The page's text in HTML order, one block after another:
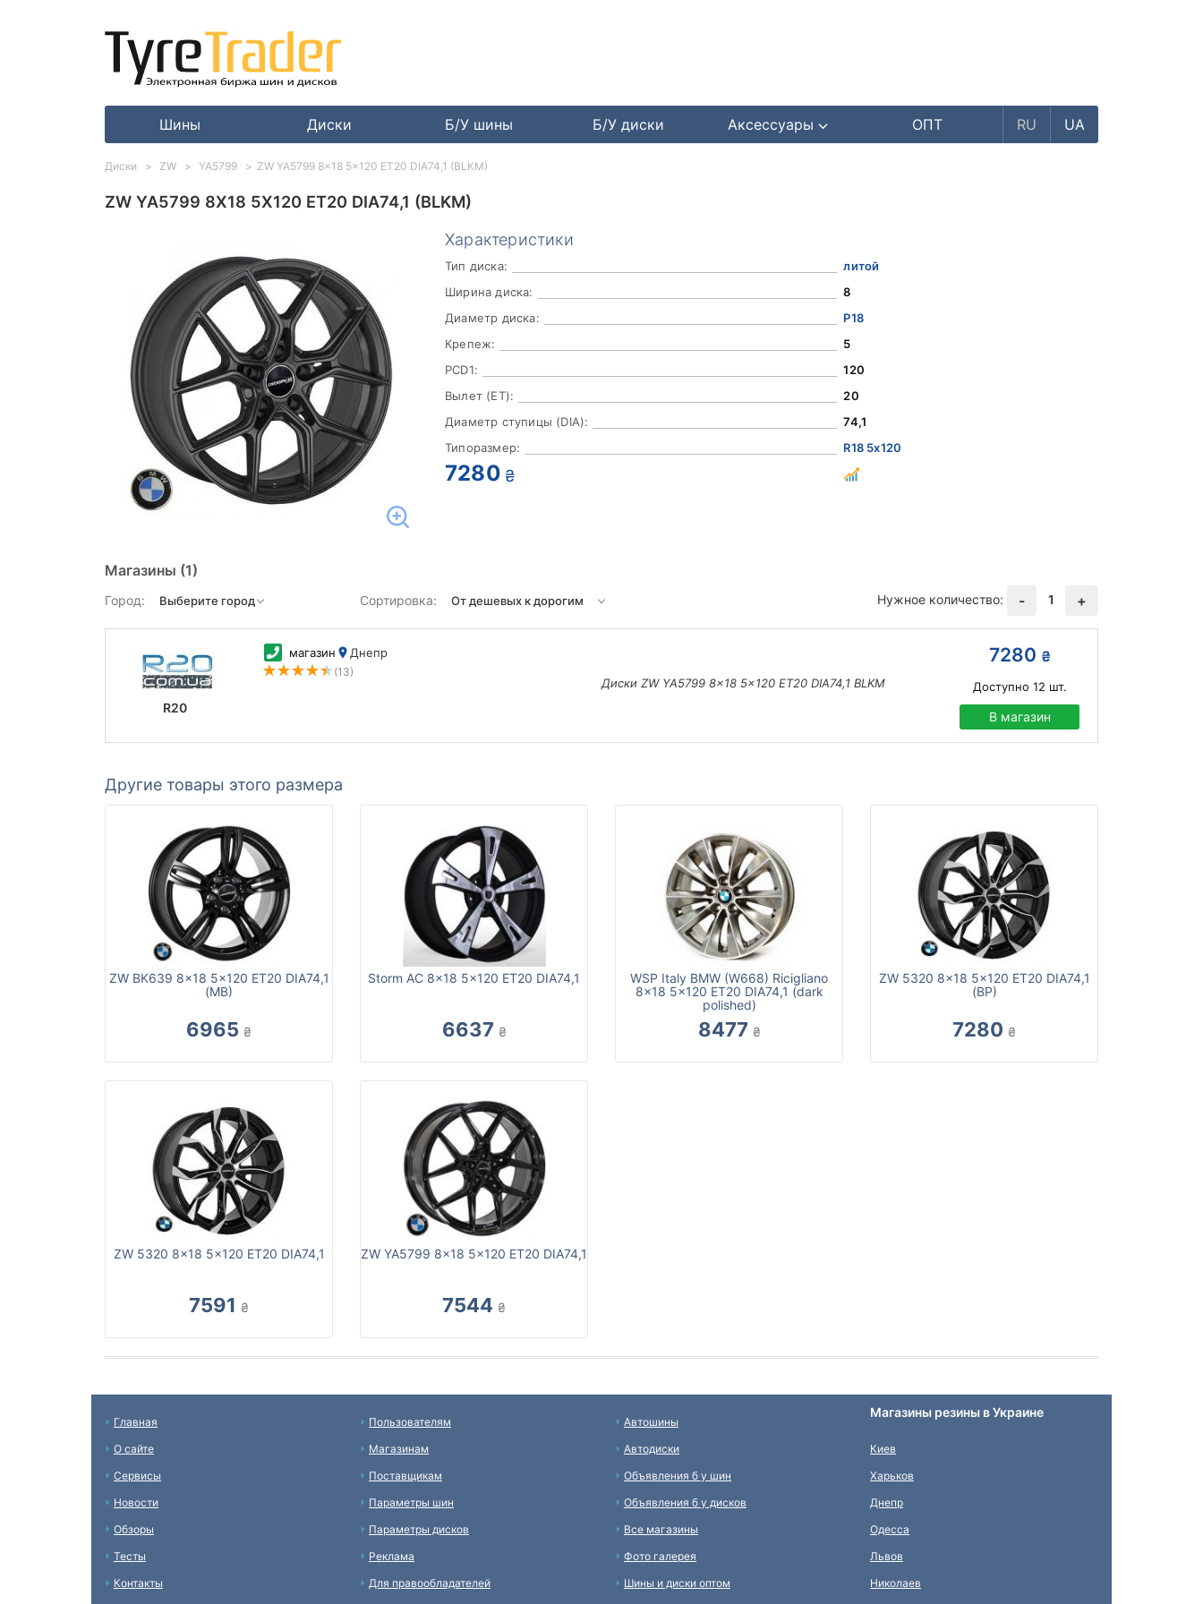
Шины Диски Б/У шины Б/У диски Аксессуары ОПТ RU UA
ZW YA5799 8X18 5X120 ET20 DIA74,1 (BLKM)
Характеристики
Тип диска:
литой
Ширина диска:
8
Диаметр диска:
Р18
Крепеж:
5
PCD1:
120
Вылет (ET):
20
Диаметр ступицы (DIA):
74,1
Типоразмер:
R18 5x120
7280 ₴
Магазины (1)
Город: Сортировка: Нужное количество: - 1 +
R20
магазин Днепр
(13)
Диски ZW YA5799 8x18 5x120 ET20 DIA74,1 BLKM
7280 ₴
Доступно 12 шт.
В магазин
Другие товары этого размера
ZW BK639 8x18 5x120 ET20 DIA74,1
(MB)
6965 ₴
Storm AC 8x18 5x120 ET20 DIA74,1
6637 ₴
WSP Italy BMW (W668) Ricigliano
8x18 5x120 ET20 DIA74,1 (dark
polished)
8477 ₴
ZW 5320 8x18 5x120 ET20 DIA74,1
(BP)
7280 ₴
ZW 5320 8x18 5x120 ET20 DIA74,1
7591 ₴
ZW YA5799 8x18 5x120 ET20 DIA74,1
7544 ₴
Диски ZW YA5799 ZW YA5799 8x18 5x120 ET20 DIA74,1 (BLKM)
Главная
О сайте
Сервисы
Новости
Обзоры
Тесты
Контакты
Пользователям
Магазинам
Поставщикам
Параметры шин
Параметры дисков
Реклама
Для правообладателей
Автошины
Автодиски
Объявления б у шин
Объявления б у дисков
Все магазины
Фото галерея
Шины и диски оптом
Магазины резины в Украине
Киев
Харьков
Днепр
Одесса
Львов
Николаев